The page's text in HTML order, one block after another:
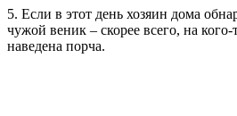
5. Если в этот день хозяин дома
чужой веник – скорее всего, на кого-
наведена порча.